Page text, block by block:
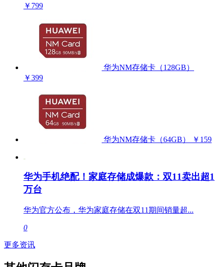
￥799
华为NM存储卡（128GB）
￥399
华为NM存储卡（64GB） ￥159
华为手机绝配！家庭存储成爆款：双11卖出超1
万台
华为官方公布，华为家庭存储在双11期间销量超...
0
更多资讯